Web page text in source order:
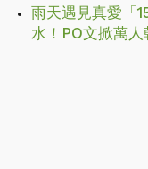
雨天遇見真愛「
水！PO文掀萬人